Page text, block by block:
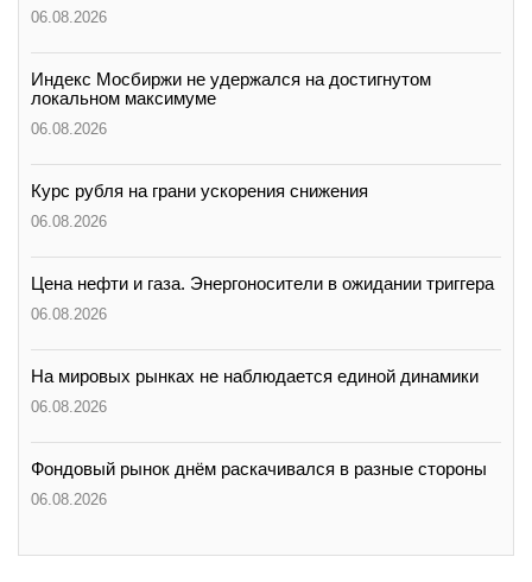
06.08.2026
Индекс Мосбиржи не удержался на достигнутом
локальном максимуме
06.08.2026
Курс рубля на грани ускорения снижения
06.08.2026
Цена нефти и газа. Энергоносители в ожидании триггера
06.08.2026
На мировых рынках не наблюдается единой динамики
06.08.2026
Фондовый рынок днём раскачивался в разные стороны
06.08.2026